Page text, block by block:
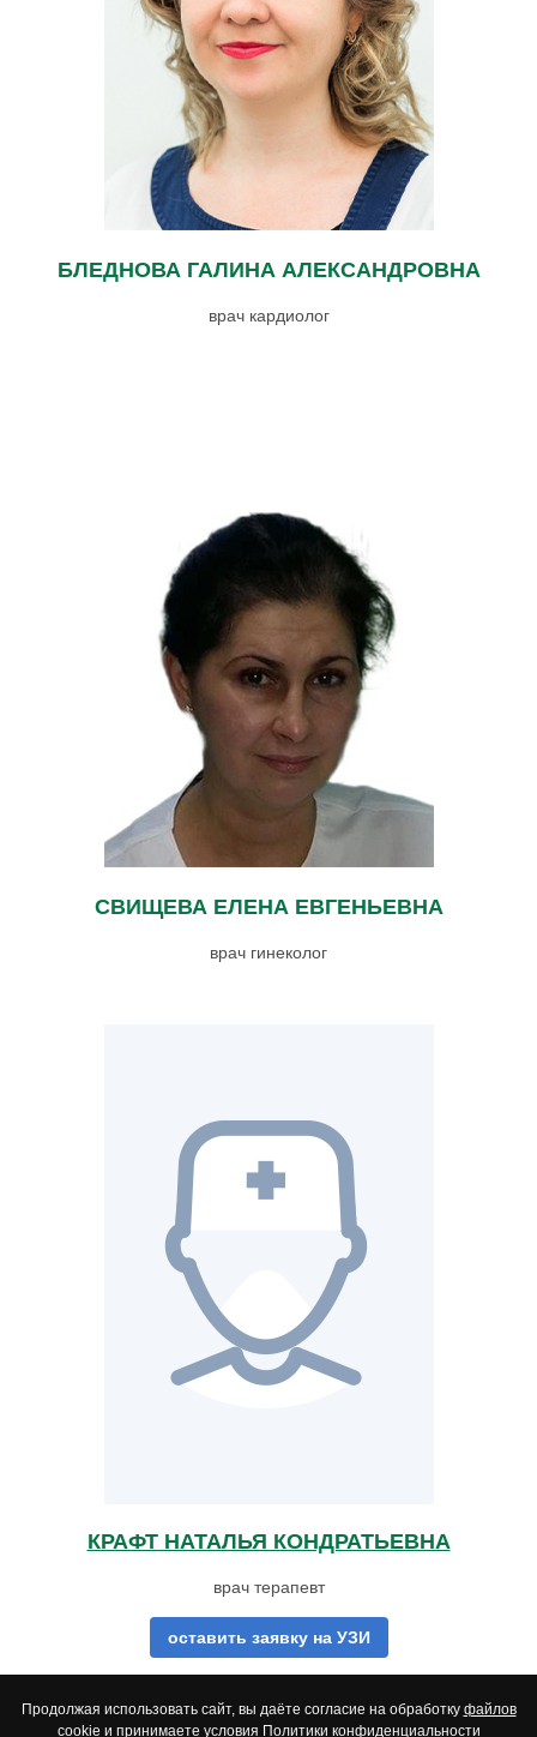
БЛЕДНОВА ГАЛИНА АЛЕКСАНДРОВНА
врач кардиолог
СВИЩЕВА ЕЛЕНА ЕВГЕНЬЕВНА
врач гинеколог
КРАФТ НАТАЛЬЯ КОНДРАТЬЕВНА
врач терапевт
оставить заявку на УЗИ
Продолжая использовать сайт, вы даёте согласие на обработку файлов
cookie и принимаете условия Политики конфиденциальности